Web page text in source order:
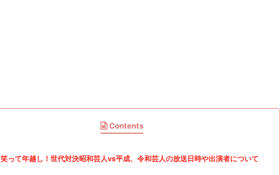
Contents
笑って年越し！世代対決昭和芸人vs平成、令和芸人の放送日時や出演者について